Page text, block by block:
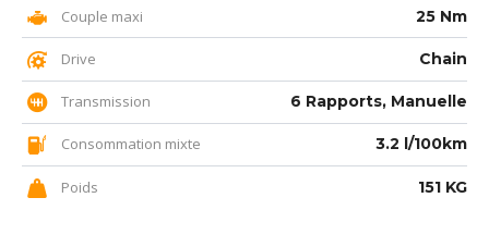
Couple maxi 25 Nm
Drive Chain
Transmission 6 Rapports, Manuelle
Consommation mixte 3.2 l/100km
Poids 151 KG